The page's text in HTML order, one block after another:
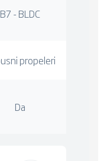
B7 - BLDC
propeleri
Da